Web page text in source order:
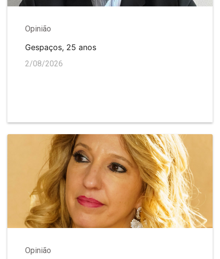
Opinião
Gespaços, 25 anos
2/08/2026
Opinião